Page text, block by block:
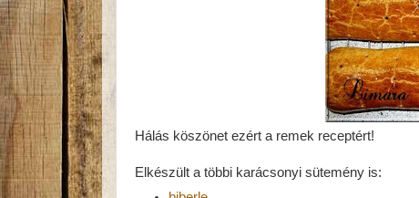
Hálás köszönet ezért a remek receptért!
Elkészült a többi karácsonyi sütemény is: